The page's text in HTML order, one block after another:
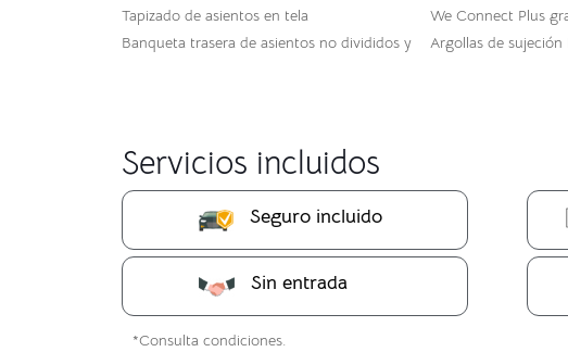
Tapizado de asientos en tela
Banqueta trasera de asientos no divididos y
We Connect Plus
Argollas de
Servicios incluidos
Seguro incluido
Sin entrada
*Consulta condiciones.